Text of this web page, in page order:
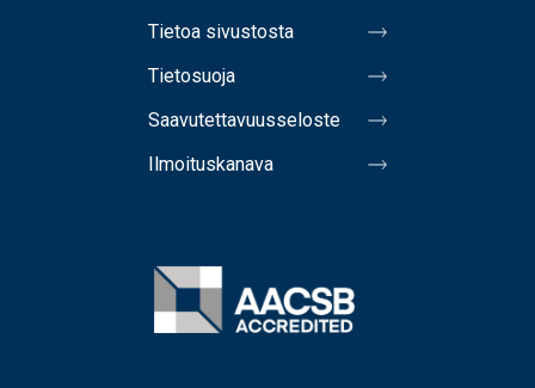
Tietoa sivustosta
Tietosuoja
Saavutettavuusseloste
Ilmoituskanava
Image